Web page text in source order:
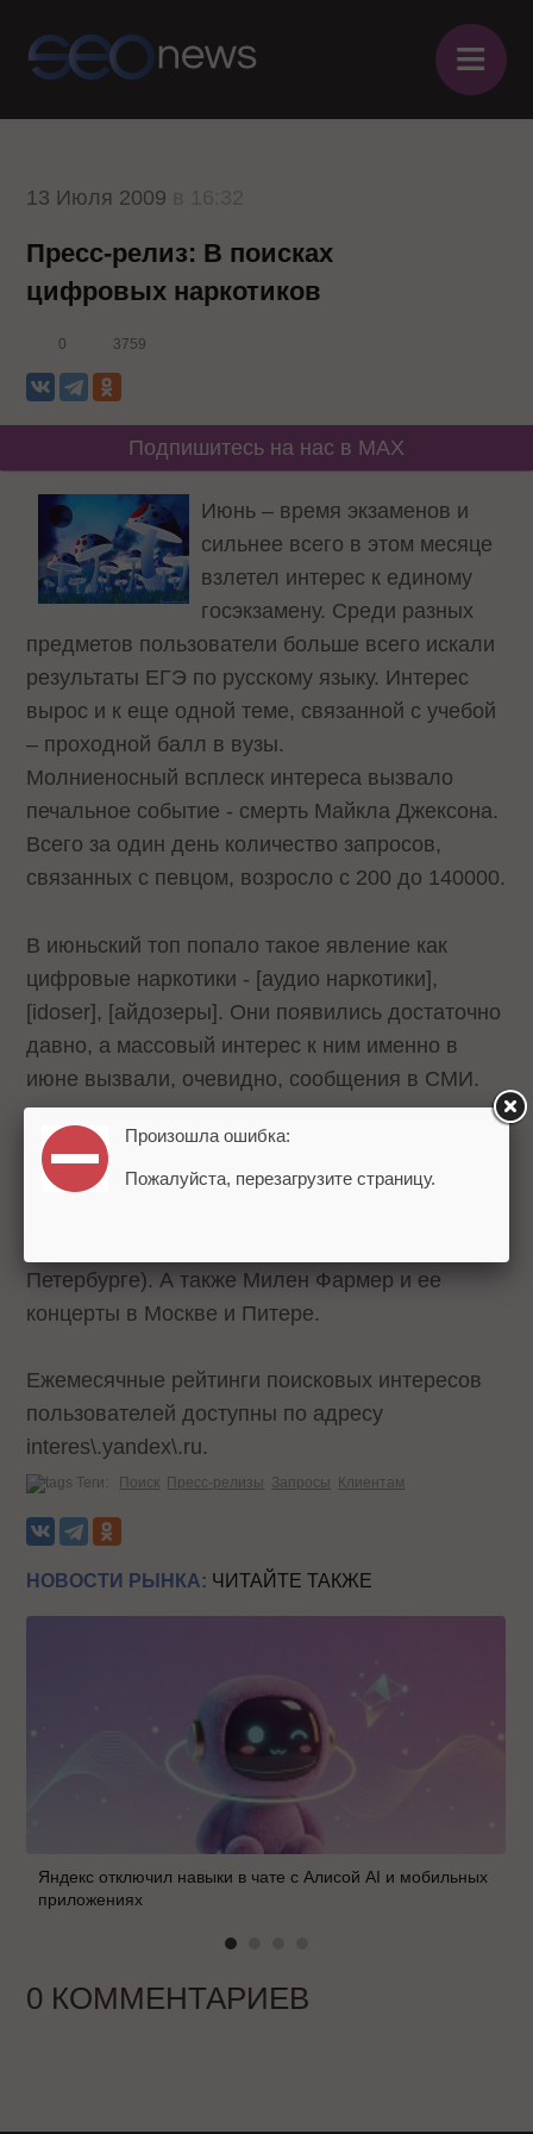
≡
13 Июля 2009
Пресс-релиз: В поисках
цифровых наркотиков
0 3759
Подпишитесь на нас в MAX
Июнь – время экзаменов и
сильнее всего в этом месяце
взлетел интерес к единому
госэкзамену. Среди разных
предметов пользователи больше всего искали
результаты ЕГЭ по русскому языку. Интерес
вырос и к еще одной теме, связанной с учебой
– проходной балл в вузы.
Молниеносный всплеск интереса вызвало
печальное событие - смерть Майкла Джексона.
Всего за один день количество запросов,
связанных с певцом, возросло с 200 до 140000.
В июньский топ попало такое явление как
цифровые наркотики - [аудио наркотики],
[idoser], [айдозеры]. Они появились достаточно
давно, а массовый интерес к ним именно в
июне вызвали, очевидно, сообщения в СМИ.
Кроме того, среди июньских интересов -
праздники, фильмы ("Ледниковый период 3"
Петербурге). А также Милен Фармер и ее
концерты в Москве и Питере.
Ежемесячные рейтинги поисковых интересов
пользователей доступны по адресу
interes\.yandex\.ru.
Теги: Поиск Пресс-релизы Запросы Клиентам
НОВОСТИ РЫНКА: ЧИТАЙТЕ ТАКЖЕ
Яндекс отключил навыки в чате с Алисой AI и мобильных
приложениях
0 КОММЕНТАРИЕВ
Произошла ошибка:
Пожалуйста, перезагрузите страницу.